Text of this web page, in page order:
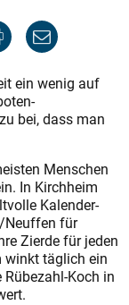
ein wenig auf
bei, dass man
Menschen
In Kirchheim
Kalender-
Neuffen für
Zierde für jeden
winkt täglich ein
Koch in